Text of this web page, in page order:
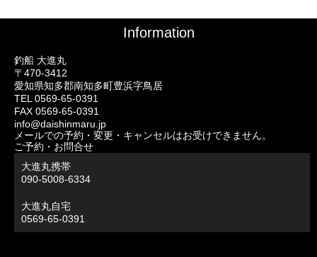
Information
釣船 大進丸
〒470-3412
愛知県知多郡南知多町豊浜字鳥居
TEL 0569-65-0391
FAX 0569-65-0391
info@daishinmaru.jp
メールでの予約・変更・キャンセルはお受けできません。
ご予約・お問合せ
大進丸携帯
090-5008-6334
大進丸自宅
0569-65-0391